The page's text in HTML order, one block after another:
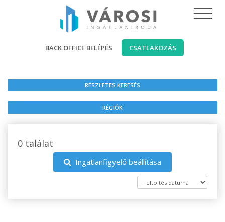
BACK OFFICE BELÉPÉS CSATLAKOZÁS
RÉSZLETES KERESÉS
RÉGIÓK
0 találat
Ingatlanfigyelő beállítása